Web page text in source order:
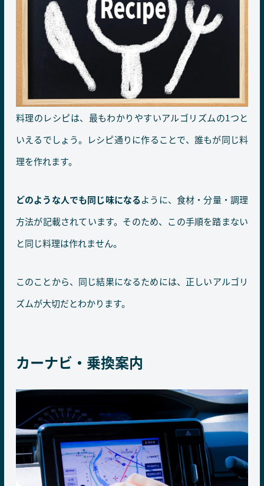
料理のレシピは、最もわかりやすいアルゴリズムの1つと
いえるでしょう。レシピ通りに作ることで、誰もが同じ料
理を作れます。
どのような人でも同じ味になるように、食材・分量・調理
方法が記載されています。そのため、この手順を踏まない
と同じ料理は作れません。
このことから、同じ結果になるためには、正しいアルゴリ
ズムが大切だとわかります。
カーナビ・乗換案内